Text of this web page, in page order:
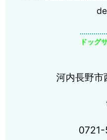
ドッグ
河内長野市